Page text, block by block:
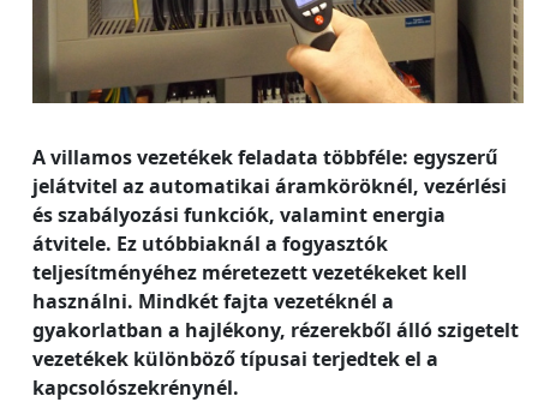
A villamos vezetékek feladata többféle: egyszerű
jelátvitel az automatikai áramköröknél, vezérlési
és szabályozási funkciók, valamint energia
átvitele. Ez utóbbiaknál a fogyasztók
teljesítményéhez méretezett vezetékeket kell
használni. Mindkét fajta vezetéknél a
gyakorlatban a hajlékony, rézerekből álló szigetelt
vezetékek különböző típusai terjedtek el a
kapcsolószekrénynél.